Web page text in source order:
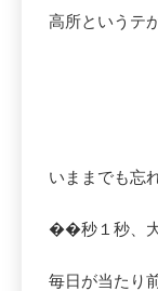
高所というテ
いままでも忘
��秒１秒、大
毎日が当たり